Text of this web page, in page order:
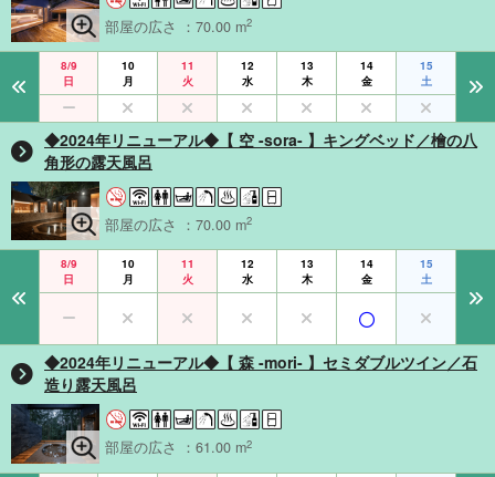
部屋の広さ ：70.00 m2
8/9
日
10
月
11
火
12
水
13
木
14
金
15
土
◆2024年リニューアル◆【 空 -sora- 】キングベッド／檜の八
角形の露天風呂
部屋の広さ ：70.00 m2
8/9
日
10
月
11
火
12
水
13
木
14
金
15
土
◆2024年リニューアル◆【 森 -mori- 】セミダブルツイン／石
造り露天風呂
部屋の広さ ：61.00 m2